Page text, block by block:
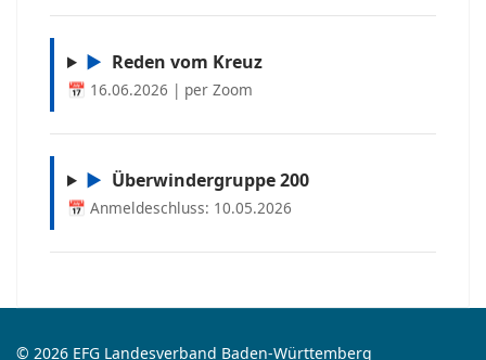
▶ Reden vom Kreuz
📅 16.06.2026 | per Zoom
▶ Überwindergruppe 200
📅 Anmeldeschluss: 10.05.2026
© 2026 EFG Landesverband Baden-Württemberg